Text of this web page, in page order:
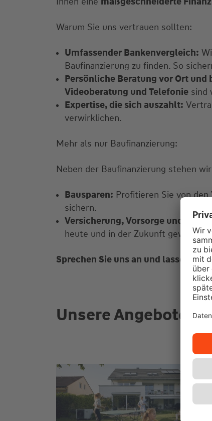
Warum Sie uns vertrauen sollten:
Umfassender Bankenvergleich:
Baufinanzierung zu finden. So
Persönliche Beratung vor Ort und
Videoberatung und Telefonie sind
Expertise, die sich auszahlt:
verwirklichen.
Mehr als nur Baufinanzierung:
Neben der Baufinanzierung stehen
Bausparen: Profitieren Sie von
sichern.
Versicherung, Vorsorge und
heute und in der Zukunft
Sprechen Sie uns an und lassen
Unsere Angebote